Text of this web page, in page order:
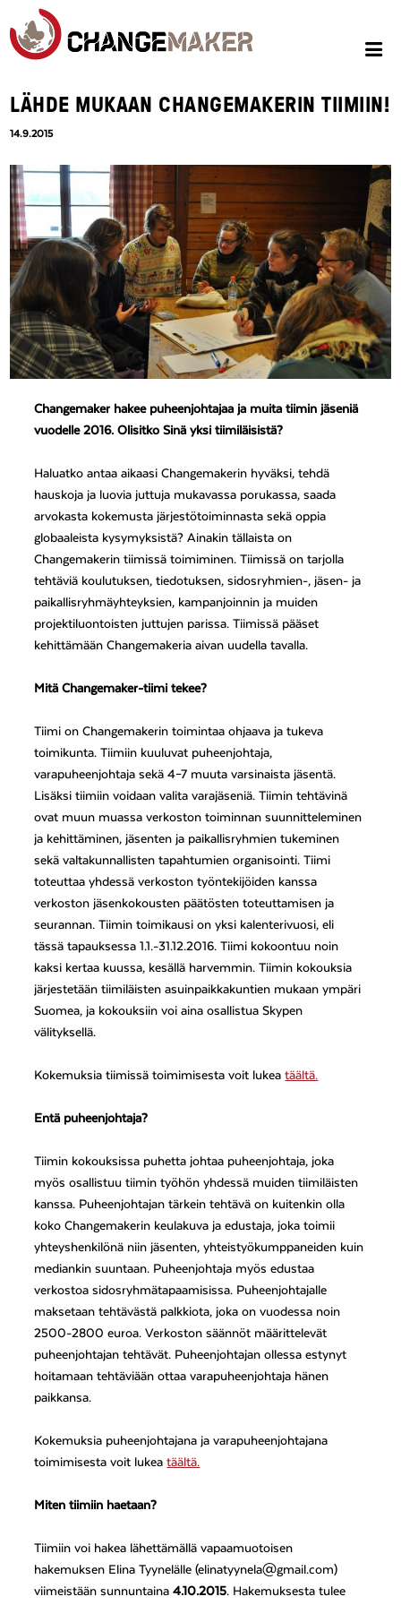
LÄHDE MUKAAN CHANGEMAKERIN TIIMIIN!
14.9.2015
Changemaker hakee puheenjohtajaa ja muita tiimin jäseniä
vuodelle 2016.Olisitko Sinä yksi tiimiläisistä?
Haluatko antaa aikaasi Changemakerin hyväksi, tehdä
hauskoja ja luovia juttuja mukavassa porukassa, saada
arvokasta kokemusta järjestötoiminnasta sekä oppia
globaaleista kysymyksistä? Ainakin tällaista on
Changemakerin tiimissä toimiminen. Tiimissä on tarjolla
tehtäviä koulutuksen, tiedotuksen, sidosryhmien-, jäsen- ja
paikallisryhmäyhteyksien, kampanjoinnin ja muiden
projektiluontoisten juttujen parissa. Tiimissä pääset
kehittämään Changemakeria aivan uudella tavalla.
Mitä Changemaker-tiimi tekee?
Tiimi on Changemakerin toimintaa ohjaava ja tukeva
toimikunta. Tiimiin kuuluvat puheenjohtaja,
varapuheenjohtaja sekä 4–7 muuta varsinaista jäsentä.
Lisäksi tiimiin voidaan valita varajäseniä. Tiimin tehtävinä
ovat muun muassa verkoston toiminnan suunnitteleminen
ja kehittäminen, jäsenten ja paikallisryhmien tukeminen
sekä valtakunnallisten tapahtumien organisointi. Tiimi
toteuttaa yhdessä verkoston työntekijöiden kanssa
verkoston jäsenkokousten päätösten toteuttamisen ja
seurannan. Tiimin toimikausi on yksi kalenterivuosi, eli
tässä tapauksessa 1.1.-31.12.2016. Tiimi kokoontuu noin
kaksi kertaa kuussa, kesällä harvemmin. Tiimin kokouksia
järjestetään tiimiläisten asuinpaikkakuntien mukaan ympäri
Suomea, ja kokouksiin voi aina osallistua Skypen
välityksellä.
Kokemuksia tiimissä toimimisesta voit lukeatäältä.
Entä puheenjohtaja?
Tiimin kokouksissa puhetta johtaa puheenjohtaja, joka
myös osallistuu tiimin työhön yhdessä muiden tiimiläisten
kanssa. Puheenjohtajan tärkein tehtävä on kuitenkin olla
koko Changemakerin keulakuva ja edustaja, joka toimii
yhteyshenkilönä niin jäsenten, yhteistyökumppaneiden kuin
mediankin suuntaan. Puheenjohtaja myös edustaa
verkostoa sidosryhmätapaamisissa. Puheenjohtajalle
maksetaan tehtävästä palkkiota, joka on vuodessa noin
2500-2800 euroa. Verkoston säännöt määrittelevät
puheenjohtajan tehtävät. Puheenjohtajan ollessa estynyt
hoitamaan tehtäviään ottaa varapuheenjohtaja hänen
paikkansa.
Kokemuksia puheenjohtajana ja varapuheenjohtajana
toimimisesta voit lukeatäältä.
Miten tiimiin haetaan?
Tiimiin voi hakea lähettämällä vapaamuotoisen
hakemuksen Elina Tyynelälle (elinatyynela@gmail.com)
viimeistään sunnuntaina4.10.2015. Hakemuksesta tulee